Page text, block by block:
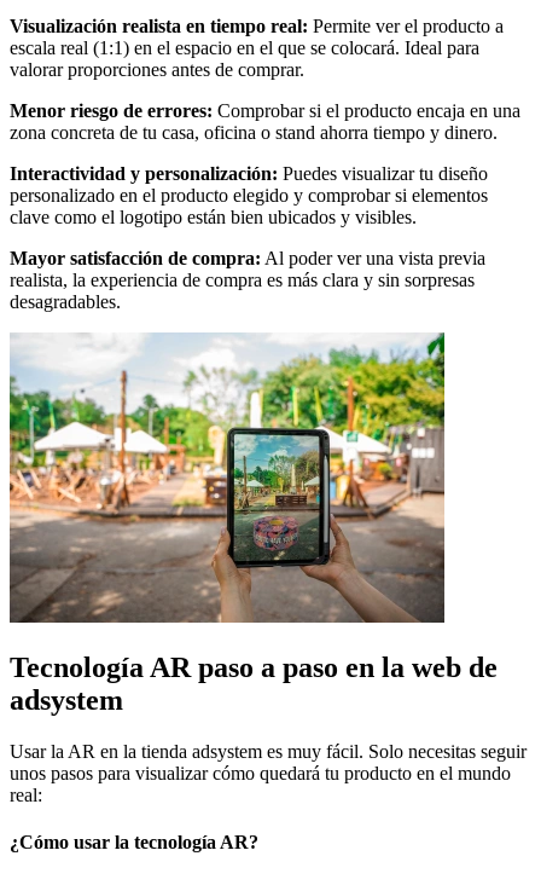
Visualización realista en tiempo real: Permite ver el producto a
escala real (1:1) en el espacio en el que se colocará. Ideal para
valorar proporciones antes de comprar.
Menor riesgo de errores: Comprobar si el producto encaja en una
zona concreta de tu casa, oficina o stand ahorra tiempo y dinero.
Interactividad y personalización: Puedes visualizar tu diseño
personalizado en el producto elegido y comprobar si elementos
clave como el logotipo están bien ubicados y visibles.
Mayor satisfacción de compra: Al poder ver una vista previa
realista, la experiencia de compra es más clara y sin sorpresas
desagradables.
Tecnología AR paso a paso en la web de
adsystem
Usar la AR en la tienda adsystem es muy fácil. Solo necesitas seguir
unos pasos para visualizar cómo quedará tu producto en el mundo
real:
¿Cómo usar la tecnología AR?